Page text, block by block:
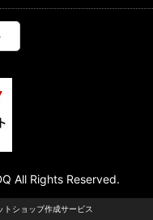
All Rights Reserved.
トショップ作成サービス